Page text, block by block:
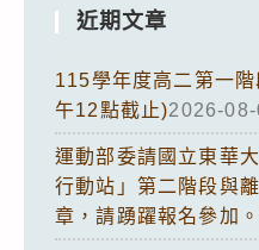
近期文章
115學年度高二第一
午12點截止)2026-08-
運動部委請國立東華
行動站」第二階段與
章，請踴躍報名參加。